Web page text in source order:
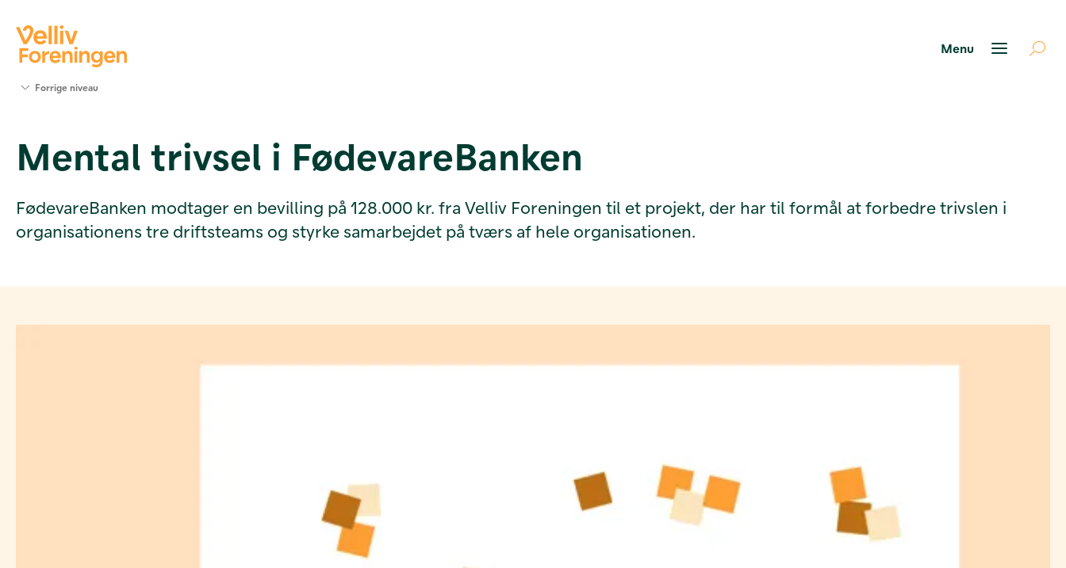
Værktøjer
og viden
Foreningen
Kontakt
os
Forrige niveau
Mental trivsel i FødevareBanken
FødevareBanken modtager en bevilling på 128.000 kr. fra Velliv Foreningen til et projekt, der har til formål at forbedre trivslen i
organisationens tre driftsteams og styrke samarbejdet på tværs af hele organisationen.